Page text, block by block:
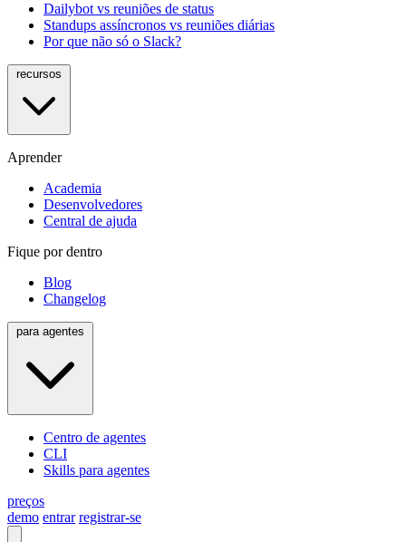
Dailybot vs reuniões de status
Standups assíncronos vs reuniões diárias
Por que não só o Slack?
Aprender
Academia
Desenvolvedores
Central de ajuda
Fique por dentro
Blog
Changelog
Centro de agentes
CLI
Skills para agentes
preços
demo entrar registrar-se